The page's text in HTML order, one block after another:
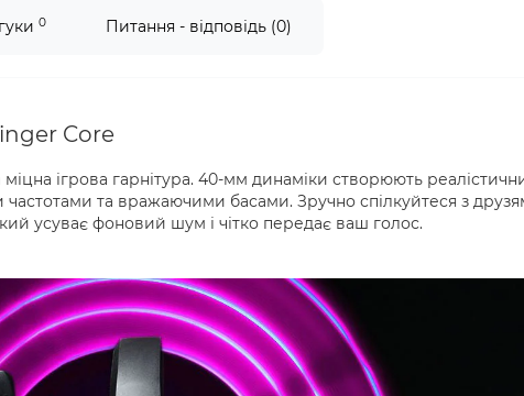
0 Питання - відповідь (0)
Core
ігрова гарнітура. 40-мм динаміки створюють
та вражаючими басами. Зручно спілкуйтеся з
усуває фоновий шум і чітко передає ваш голос.